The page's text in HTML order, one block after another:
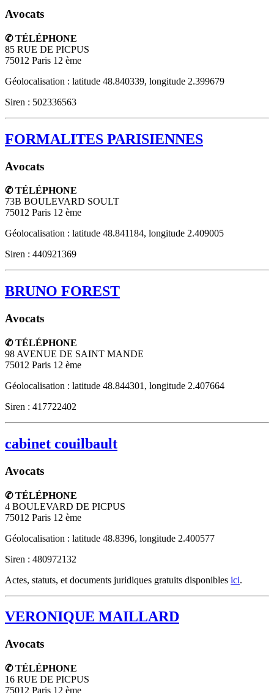
Avocats
✆ TÉLÉPHONE
85 RUE DE PICPUS
75012 Paris 12 ème
Géolocalisation : latitude 48.840339, longitude 2.399679
Siren : 502336563
FORMALITES PARISIENNES
Avocats
✆ TÉLÉPHONE
73B BOULEVARD SOULT
75012 Paris 12 ème
Géolocalisation : latitude 48.841184, longitude 2.409005
Siren : 440921369
BRUNO FOREST
Avocats
✆ TÉLÉPHONE
98 AVENUE DE SAINT MANDE
75012 Paris 12 ème
Géolocalisation : latitude 48.844301, longitude 2.407664
Siren : 417722402
cabinet couilbault
Avocats
✆ TÉLÉPHONE
4 BOULEVARD DE PICPUS
75012 Paris 12 ème
Géolocalisation : latitude 48.8396, longitude 2.400577
Siren : 480972132
Actes, statuts, et documents juridiques gratuits disponibles ici.
VERONIQUE MAILLARD
Avocats
✆ TÉLÉPHONE
16 RUE DE PICPUS
75012 Paris 12 ème